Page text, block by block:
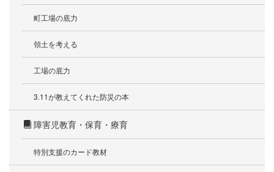
町工場の底力
領土を考える
工場の底力
3.11が教えてくれた防災の本
障害児教育・保育・療育
特別支援のカード教材